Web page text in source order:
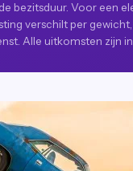
bezitsduur. Voor een
verschilt per
Alle uitkomsten zijn